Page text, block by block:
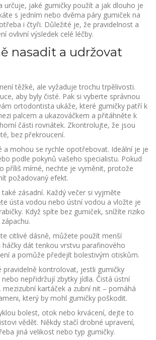
určuje, jaké gumičky použít a jak dlouho je
s jedním nebo dvěma páry gumiček na
i čtyři. Důležité je, že pravidelnost a
ovlivní výsledek celé léčby.
nasadit a udržovat
těžké, ale vyžaduje trochu trpělivosti.
aby byly čisté. Pak si vyberte správnou
ortodontista ukáže, které gumičky patří k
palcem a ukazováčkem a přitáhněte k
části rovnátek. Zkontrolujte, že jsou
bez překroucení.
a mohou se rychle opotřebovat. Ideální je je
podle pokynů vašeho specialistu. Pokud
příliš mírné, nechte je vyměnit, protože
požadovaný efekt.
zásadní. Každý večer si vyjměte
ústa vodou nebo ústní vodou a vložte je
Když spíte bez gumiček, snížíte riziko
citlivé dásně, můžete použít menší
háčky dát tenkou vrstvu parafinového
a pomůže předejít bolestivým otiskům.
pravidelně kontrolovat, jestli gumičky
nepřidržují zbytky jídla. Čistá ústní
mezizubní kartáček a zubní nit – pomáhá
který by mohl gumičky poškodit.
bolest, otok nebo krvácení, dejte to
vědět. Někdy stačí drobné upravení,
jiná velikost nebo typ gumičky.